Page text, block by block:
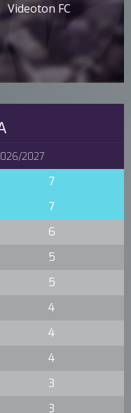
Videoton FC
2027
7
7
6
5
5
4
4
4
3
3